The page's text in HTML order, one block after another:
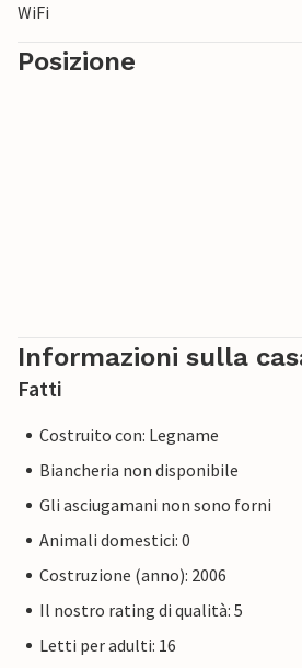
WiFi
Posizione
Informazioni sulla
Fatti
Costruito con: Legname
Biancheria non disponibile
Gli asciugamani non sono forni
Animali domestici: 0
Costruzione (anno): 2006
Il nostro rating di qualità: 5
Letti per adulti: 16